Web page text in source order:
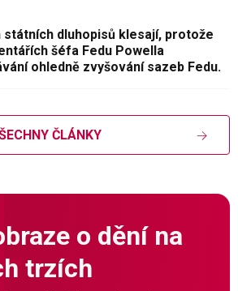
státních dluhopisů klesají, protože
šéfa Fedu Powella
ohledně zvyšování sazeb Fedu.
ČLÁNKY
o dění na
trzích